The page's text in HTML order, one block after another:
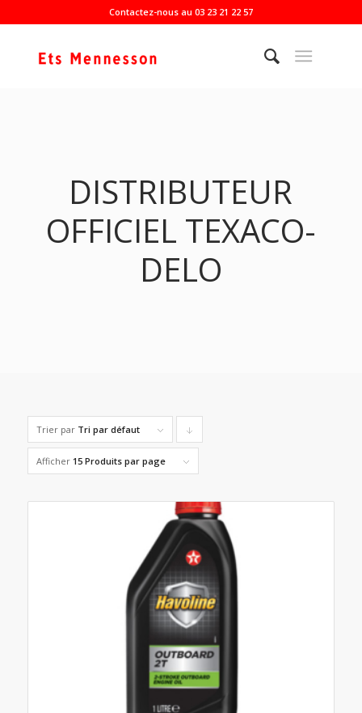
Contactez-nous au 03 23 21 22 57
DISTRIBUTEUR
OFFICIEL TEXACO-
DELO
Trier par Tri par défaut
les
produits
en
ordre
descendant
Afficher 15 Produits par page